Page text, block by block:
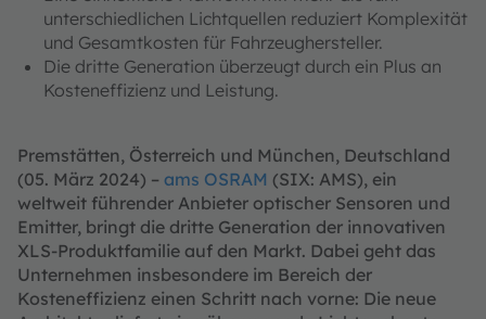
unterschiedlichen Lichtquellen reduziert Komplexität
und Gesamtkosten für Fahrzeughersteller.
Die dritte Generation überzeugt durch ein Plus an
Kosteneffizienz und Leistung.
Premstätten, Österreich und München, Deutschland
(05. März 2024) – ams OSRAM (SIX: AMS), ein
weltweit führender Anbieter optischer Sensoren und
Emitter, bringt die dritte Generation der innovativen
XLS-Produktfamilie auf den Markt. Dabei geht das
Unternehmen insbesondere im Bereich der
Kosteneffizienz einen Schritt nach vorne: Die neue